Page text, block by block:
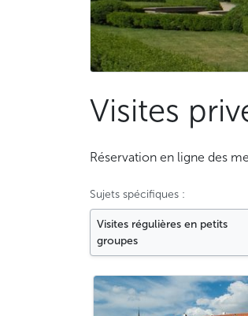
Visites
Réservation en ligne des
Sujets spécifiques :
Visites régulières en petits
groupes